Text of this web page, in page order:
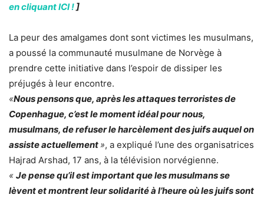
en cliquant ICI ! ]
La peur des amalgames dont sont victimes les musulmans,
a poussé la communauté musulmane de Norvège à
prendre cette initiative dans l’espoir de dissiper les
préjugés à leur encontre.
«Nous pensons que, après les attaques terroristes de
Copenhague, c’est le moment idéal pour nous,
musulmans, de refuser le harcèlement des juifs auquel on
assiste actuellement», a expliqué l’une des organisatrices
Hajrad Arshad, 17 ans, à la télévision norvégienne.
« Je pense qu’il est important que les musulmans se
lèvent et montrent leur solidarité à l’heure où les juifs sont